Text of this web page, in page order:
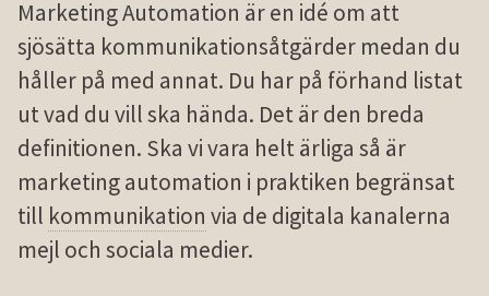
Marketing Automation är en idé om att
sjösätta kommunikationsåtgärder medan du
håller på med annat. Du har på förhand listat
ut vad du vill ska hända. Det är den breda
definitionen. Ska vi vara helt ärliga så är
marketing automation i praktiken begränsat
till kommunikation via de digitala kanalerna
mejl och sociala medier.